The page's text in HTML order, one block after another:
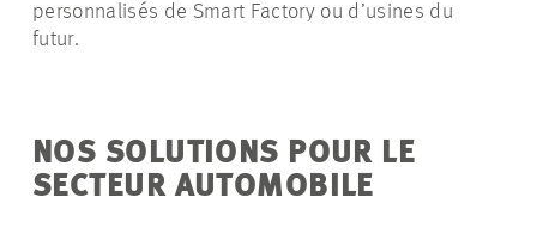
personnalisés de Smart Factoryou d’usines du
futur.
NOS SOLUTIONS POUR LE
SECTEUR AUTOMOBILE